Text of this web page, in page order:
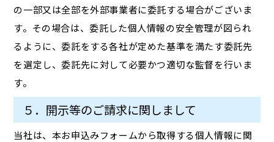
の一部又は全部を外部事業者に委託する場合がございま
す。その場合は、委託した個人情報の安全管理が図られ
るように、委託をする各社が定めた基準を満たす委託先
を選定し、委託先に対して必要かつ適切な監督を行いま
す。
５．開示等のご請求に関しまして
当社は、本お申込みフォームから取得する個人情報に関